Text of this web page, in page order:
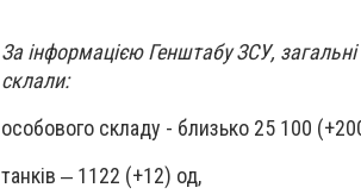
За інформацією Генштабу ЗСУ,
склали:
особового складу - близько 25 100
танків ‒ 1122 (+12) од,